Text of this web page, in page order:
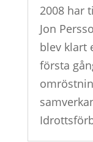
2008 har
Jon
blev klart
första